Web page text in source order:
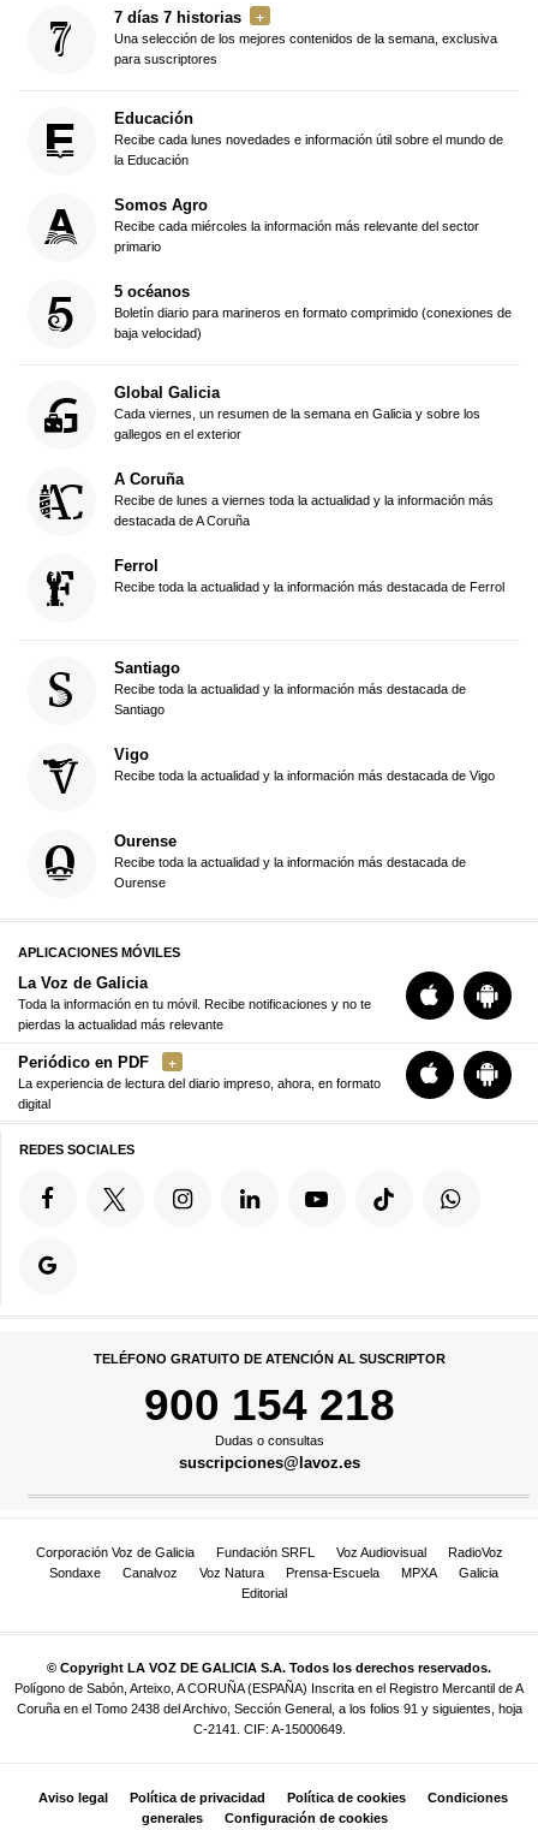
7 días 7 historias
Una selección de los mejores contenidos de la semana, exclusiva
para suscriptores
Educación
Recibe cada lunes novedades e información útil sobre el mundo de
la Educación
Somos Agro
Recibe cada miércoles la información más relevante del sector
primario
5 océanos
Boletín diario para marineros en formato comprimido (conexiones de
baja velocidad)
Global Galicia
Cada viernes, un resumen de la semana en Galicia y sobre los
gallegos en el exterior
A Coruña
Recibe de lunes a viernes toda la actualidad y la información más
destacada de A Coruña
Ferrol
Recibe toda la actualidad y la información más destacada de Ferrol
Santiago
Recibe toda la actualidad y la información más destacada de
Santiago
Vigo
Recibe toda la actualidad y la información más destacada de Vigo
Ourense
Recibe toda la actualidad y la información más destacada de
Ourense
APLICACIONES MÓVILES
La Voz de Galicia
Toda la información en tu móvil. Recibe notificaciones y no te
pierdas la actualidad más relevante
Periódico en PDF
La experiencia de lectura del diario impreso, ahora, en formato
digital
REDES SOCIALES
TELÉFONO GRATUITO DE ATENCIÓN AL SUSCRIPTOR
900 154 218
Dudas o consultas
suscripciones@lavoz.es
Corporación Voz de Galicia Fundación SRFL Voz Audiovisual
RadioVoz
Sondaxe
Canalvoz Voz Natura Prensa-Escuela MPXA
Galicia
Editorial
© Copyright LA VOZ DE GALICIA S.A. Todos los derechos reservados.
Polígono de Sabón, Arteixo, A CORUÑA (ESPAÑA) Inscrita en el Registro Mercantil de A
Coruña en el Tomo 2438 del Archivo, Sección General, a los folios 91 y siguientes, hoja
C-2141. CIF: A-15000649.
Aviso legal Política de privacidad Política de cookies
Condiciones
generales
Configuración de cookies